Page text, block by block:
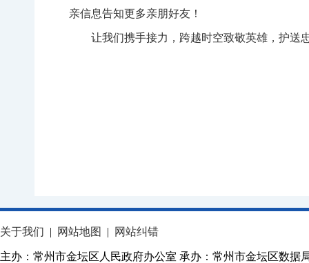
亲信息告知更多亲朋好友！
让我们携手接力，跨越时空致敬英雄，护送
关于我们 | 网站地图 | 网站纠错
主办：常州市金坛区人民政府办公室 承办：常州市金坛区数据